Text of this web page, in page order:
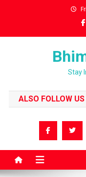
Stay
ALSO FOLLOW